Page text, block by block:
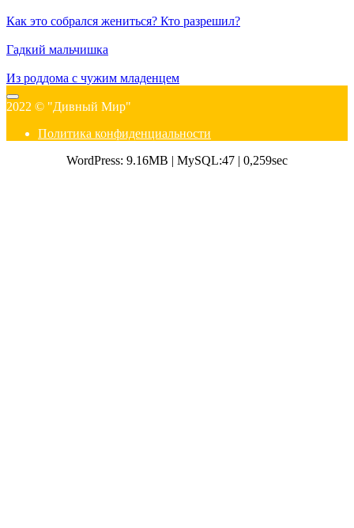
Как это собрался жениться? Кто разрешил?
Гадкий мальчишка
Из роддома с чужим младенцем
2022 © "Дивный Мир"
Политика конфиденциальности
WordPress: 9.16MB | MySQL:47 | 0,259sec